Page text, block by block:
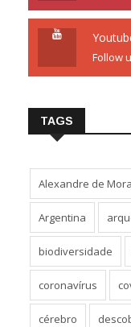
Follow
TAGS
Alexandre de
Argentina
biodiversidade
coronavírus
cérebro